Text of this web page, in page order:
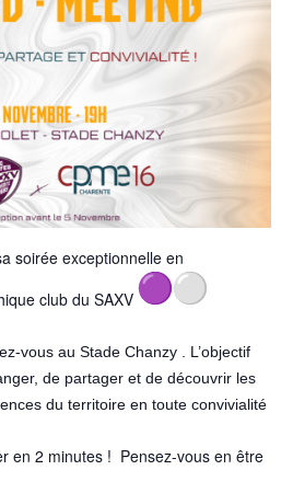
soirée exceptionnelle en
club du SAXV
vous au Stade Chanzy . L’objectif
de partager et de découvrir les
du territoire en toute convivialité
en 2 minutes ! Pensez-vous en être